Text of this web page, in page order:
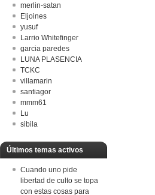
merlin-satan
Eljoines
yusuf
Larrio Whitefinger
garcia paredes
LUNA PLASENCIA
TCKC
villamarin
santiagor
mmm61
Lu
sibila
Últimos temas activos
Cuando uno pide
libertad de culto se topa
con estas cosas para